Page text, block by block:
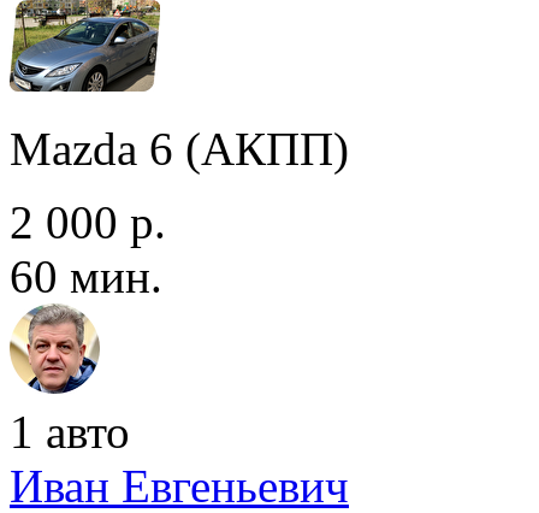
Mazda 6 (АКПП)
2 000 р.
60 мин.
1 авто
Иван Евгеньевич